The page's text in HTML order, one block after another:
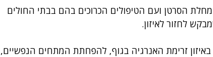
הסרטן ועם הטיפולים הכרוכים בהם בבתי החולים
לחזור לאיזון.
זרימת האנרגיה בגוף, להפחתת המתחים הנפשיים,